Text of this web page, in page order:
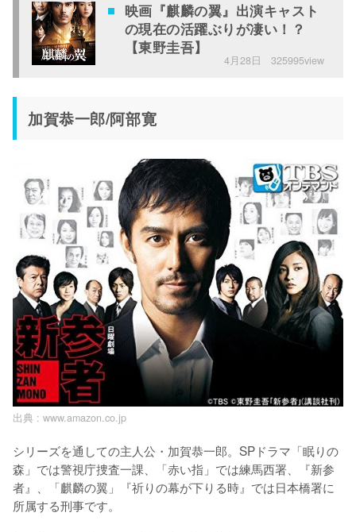
映画『麒麟の翼』出演キャスト
の現在の活躍ぶりが凄い！？
【東野圭吾】
4月28日 325995view
加賀恭一郎/阿部寛
出典 : www.amazon.co.jp
シリーズを通しての主人公・加賀恭一郎。SPドラマ「眠りの
森」では警視庁捜査一課、「赤い指」では練馬西署、『新参
者』、「麒麟の翼」『祈りの幕が下りる時』では日本橋署に
所属する刑事です。